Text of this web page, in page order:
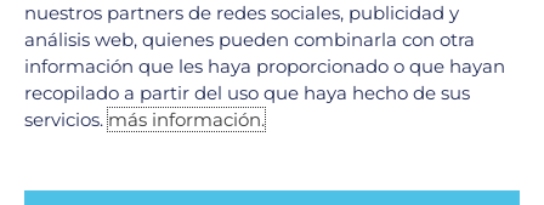
marzo 2022
febrero 2022
enero 2022
diciembre 2021
octubre 2021
nuestros partners de redes sociales, publicidad y
análisis web, quienes pueden combinarla con otra
información que les haya proporcionado o que hayan
recopilado a partir del uso que haya hecho de sus
servicios.más información.